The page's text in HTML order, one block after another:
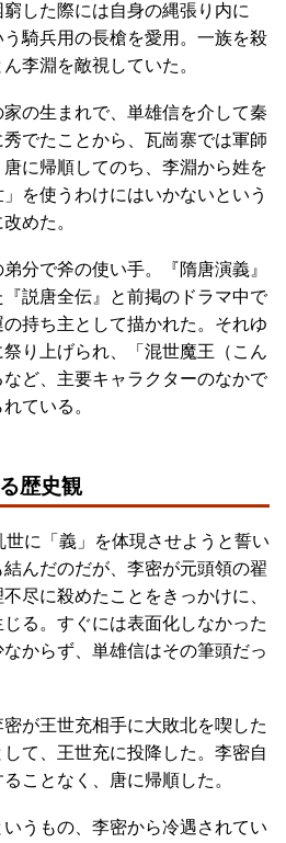
した際には自身の縄張り内に
騎兵用の長槍を愛用。一族を殺
李淵を敵視していた。
の生まれで、単雄信を介して秦
でたことから、瓦崗寨では軍師
に帰順してのち、李淵から姓を
を使うわけにはいかないという
めた。
分で斧の使い手。『隋唐演義』
説唐全伝』と前掲のドラマ中で
持ち主として描かれた。それゆ
り上げられ、「混世魔王（こん
ど、主要キャラクターのなかで
ている。
歴史観
に「義」を体現させようと誓い
んだのだが、李密が元頭領の翟
尽に殺めたことをきっかけに、
る。すぐには表面化しなかった
からず、単雄信はその筆頭だっ
が王世充相手に大敗北を喫した
て、王世充に投降した。李密自
ことなく、唐に帰順した。
うもの、李密から冷遇されてい